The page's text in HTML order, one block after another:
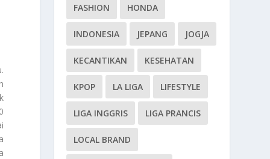
FASHION HONDA
INDONESIA JEPANG JOGJA
KECANTIKAN KESEHATAN
KPOP LA LIGA LIFESTYLE
LIGA INGGRIS LIGA PRANCIS
LOCAL BRAND